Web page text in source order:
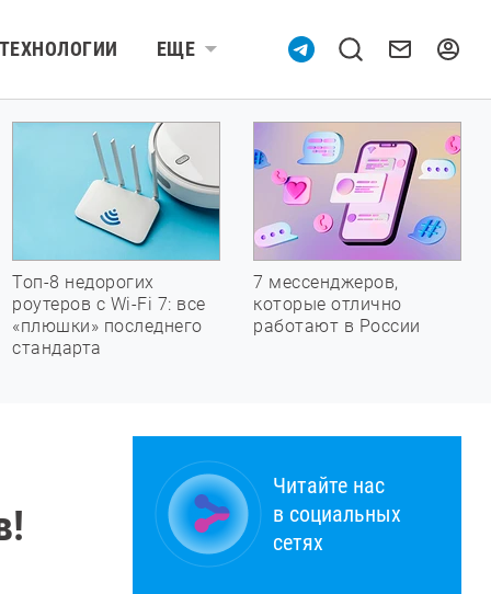
ТЕХНОЛОГИИ ЕЩЕ
Топ-8 недорогих
роутеров с Wi-Fi 7: все
«плюшки» последнего
стандарта
7 мессенджеров,
которые отлично
работают в России
Читайте нас
в социальных
сетях